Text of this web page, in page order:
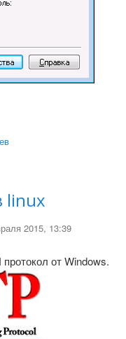
linux
2015, 13:39
от Windows.